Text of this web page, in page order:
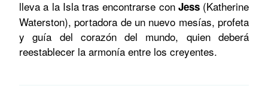
lleva a la Isla tras encontrarse con Jess (Katherine
Waterston), portadora de un nuevo mesías, profeta
y guía del corazón del mundo, quien deberá
reestablecer la armonía entre los creyentes.